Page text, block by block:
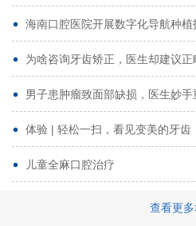
曹香林 姜炳华
姚宗将 梁春晓
林夏羽 颜晶
路娜 商晔
周碧玲
海南口腔医院开展数字化导航种植
为啥咨询牙齿矫正，医生却建议正
男子患肿瘤致面部缺损，医生妙手
体验 | 轻松一扫，看见变美的牙齿
儿童全麻口腔治疗
查看更